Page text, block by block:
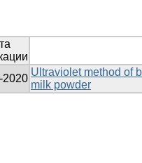
Ultraviolet method of
milk powder